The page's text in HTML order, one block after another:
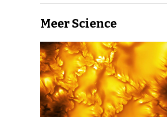
Meer Science